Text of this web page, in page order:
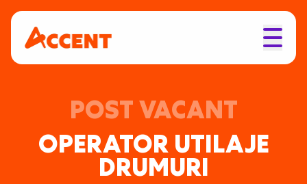
POST VACANT
OPERATOR UTILAJE
DRUMURI